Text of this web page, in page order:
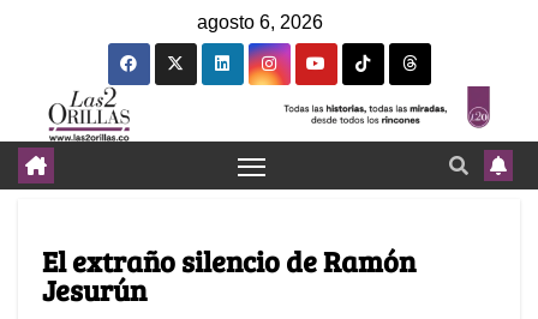
agosto 6, 2026
El extraño silencio de Ramón
Jesurún